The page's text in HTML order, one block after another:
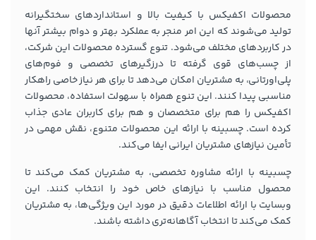
محصولات اکفیکس با کیفیت بالا و استانداردهای سختگیرانه
تولید می‌شوند که این امر منجر به عملکرد بهتر و دوام بیشتر آنها
در کاربردهای مختلف می‌شود. تنوع گسترده محصولات این شرکت،
از چسب‌های قوی گرفته تا درزگیرهای تخصصی و فوم‌های
پلی‌اورتانی، به مشتریان امکان می‌دهد تا برای هر نیاز خاصی راهکار
مناسبی پیدا کنند. این تنوع همراه با سهولت استفاده، محصولات
اکفیکس را هم برای متخصصان و هم برای کاربران عادی جذاب
کرده است. چسبینه با ارائه این محصولات متنوع، نقش مهمی در
تأمین نیازهای مشتریان ایرانی ایفا می‌کند.
چسبینه با ارائه مشاوره تخصصی، به مشتریان کمک می‌کند تا
محصول مناسب با نیازهای خاص خود را انتخاب کنند. این
وبسایت با ارائه اطلاعات دقیق در مورد این ویژگی‌ها، به مشتریان
کمک می‌کند تا انتخاب آگاهانه‌تری داشته باشند.